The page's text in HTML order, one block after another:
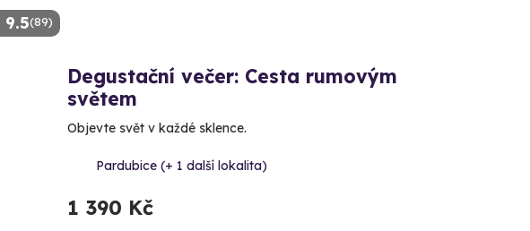
9.5(89)
Degustační večer: Cesta rumovým
světem
Objevte svět v každé sklence.
Pardubice (+ 1 další lokalita)
1 390 Kč